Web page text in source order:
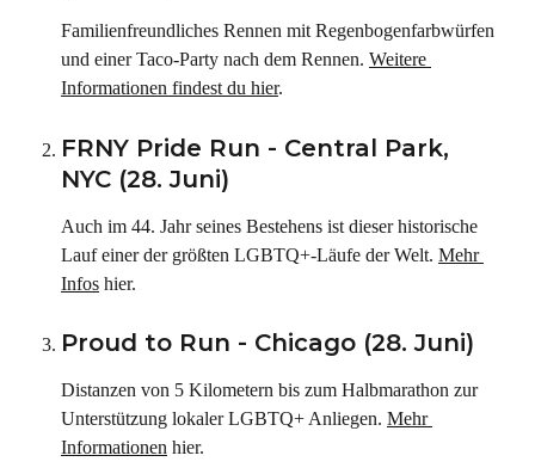
Familienfreundliches Rennen mit Regenbogenfarbwürfen
und einer Taco-Party nach dem Rennen. Weitere
Informationen findest du hier.
FRNY Pride Run - Central Park,
NYC (28. Juni)
Auch im 44. Jahr seines Bestehens ist dieser historische
Lauf einer der größten LGBTQ+-Läufe der Welt. Mehr
Infos hier.
Proud to Run - Chicago (28. Juni)
Distanzen von 5 Kilometern bis zum Halbmarathon zur
Unterstützung lokaler LGBTQ+ Anliegen. Mehr
Informationen hier.